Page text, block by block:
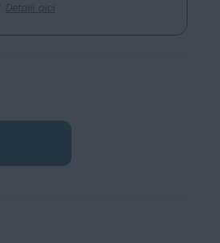
Detalii aici